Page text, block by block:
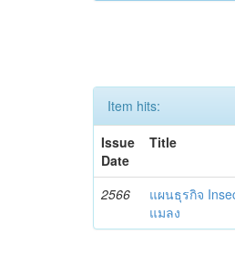
Item hits:
Issue
Date
Title
2566
แผนธุรกิจ
แมลง